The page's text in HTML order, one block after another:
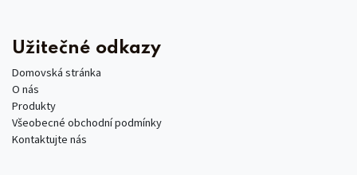
Užitečné odkazy
Domovská stránka
O nás
Produkty
Všeobecné obchodní podmínky
Kontaktujte nás